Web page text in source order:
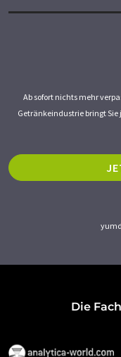
Ab sofort nichts mehr
Getränkeindustrie bringt
Die